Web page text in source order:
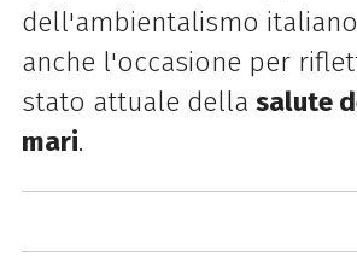
dell'ambientalismo
anche l'occasione per
stato attuale della salute
mari.